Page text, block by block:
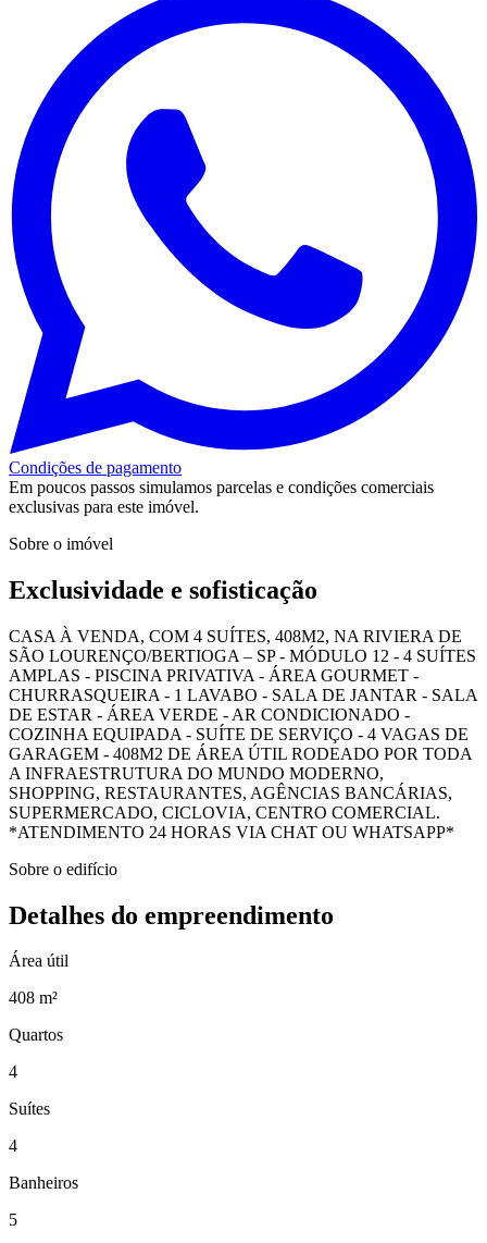
Condições de pagamento
Em poucos passos simulamos parcelas e condições comerciais
exclusivas para este imóvel.
Sobre o imóvel
Exclusividade e sofisticação
CASA À VENDA, COM 4 SUÍTES, 408M2, NA RIVIERA DE
SÃO LOURENÇO/BERTIOGA – SP - MÓDULO 12 - 4 SUÍTES
AMPLAS - PISCINA PRIVATIVA - ÁREA GOURMET -
CHURRASQUEIRA - 1 LAVABO - SALA DE JANTAR - SALA
DE ESTAR - ÁREA VERDE - AR CONDICIONADO -
COZINHA EQUIPADA - SUÍTE DE SERVIÇO - 4 VAGAS DE
GARAGEM - 408M2 DE ÁREA ÚTIL RODEADO POR TODA
A INFRAESTRUTURA DO MUNDO MODERNO,
SHOPPING, RESTAURANTES, AGÊNCIAS BANCÁRIAS,
SUPERMERCADO, CICLOVIA, CENTRO COMERCIAL.
*ATENDIMENTO 24 HORAS VIA CHAT OU WHATSAPP*
Sobre o edifício
Detalhes do empreendimento
Área útil
408 m²
Quartos
4
Suítes
4
Banheiros
5